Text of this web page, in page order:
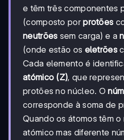
e têm três componentes
(composto porprotões
neutrões sem carga) e a
(onde estão os eletrões
Cada elemento é
atómico (Z), que
protões no núcleo. O
corresponde à soma de
Quando os átomos têm o
atómico mas diferente